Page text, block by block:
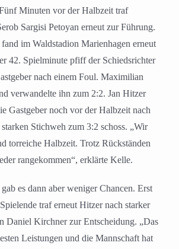
Minuten vor der Halbzeit traf
Sargisi Petoyan erneut zur Führung.
im Waldstadion Marienhagen erneut
42. Spielminute pfiff der Schiedsrichter
nach einem Foul. Maximilian
verwandelte ihn zum 2:2. Jan Hitzer
Gastgeber noch vor der Halbzeit nach
Stichweh zum 3:2 schoss. „Wir
torreiche Halbzeit. Trotz Rückständen
rangekommen“, erklärte Kelle.
es dann aber weniger Chancen. Erst
traf erneut Hitzer nach starker
Daniel Kirchner zur Entscheidung. „Das
Leistungen und die Mannschaft hat